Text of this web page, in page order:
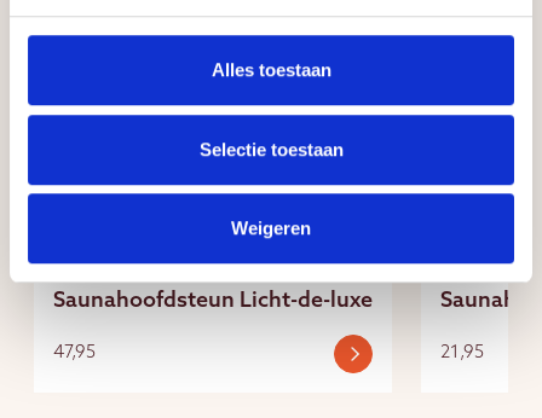
Alles toestaan
Selectie toestaan
Weigeren
Hoofdsteunen
Saunahoofdsteun Licht-de-luxe
47,95 21,95